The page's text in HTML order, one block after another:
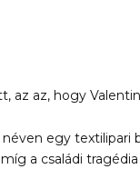
az az, hogy
néven egy
a családi